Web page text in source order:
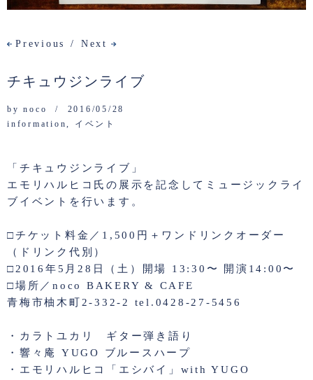
Next
Previous
チキュウジンライブ
bynoco
2016/05/28
information, イベント
「チキュウジンライブ」
エモリハルヒコ氏の展示を記念してミュージックライ
ブイベントを行います。
□チケット料金／1,500円＋ワンドリンクオーダー
（ドリンク代別）
□2016年5月28日（土）開場 13:30〜 開演14:00〜
□場所／noco BAKERY & CAFE
青梅市柚木町2-332-2 tel.0428-27-5456
・カラトユカリ ギター弾き語り
・響々庵 YUGO ブルースハープ
・エモリハルヒコ「エシバイ」with YUGO